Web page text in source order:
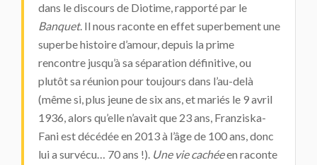
dans le discours de Diotime, rapporté par le
Banquet. Il nous raconte en effet superbement une
superbe histoire d’amour, depuis la prime
rencontre jusqu’à sa séparation définitive, ou
plutôt sa réunion pour toujours dans l’au-delà
(même si, plus jeune de six ans, et mariés le 9 avril
1936, alors qu’elle n’avait que 23 ans, Franziska-
Fani est décédée en 2013 à l’âge de 100 ans, donc
lui a survécu… 70 ans !). Une vie cachéeen raconte